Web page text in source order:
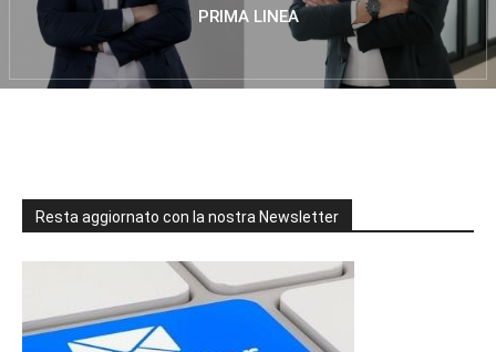
PRIMA LINEA
Resta aggiornato con la nostra Newsletter